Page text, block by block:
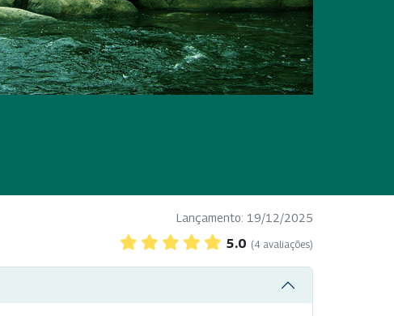
Lançamento: 19/12/2025
5.0 (4 avaliações)